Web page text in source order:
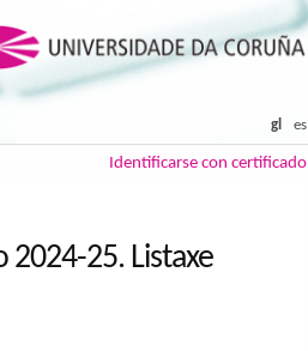
es
gl
Identificarse con certificado
2024-25. Listaxe